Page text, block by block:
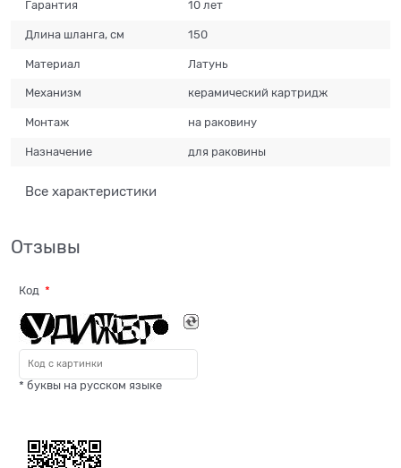
Гарантия 10 лет
Длина шланга, см 150
Материал Латунь
Механизм керамический картридж
Монтаж на раковину
Назначение для раковины
Все характеристики
Отзывы
Код
* буквы на русском языке